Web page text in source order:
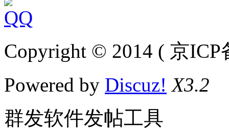
Copyright © 2014 ( 京ICP
Powered by Discuz! X3.2
群发软件发帖工具